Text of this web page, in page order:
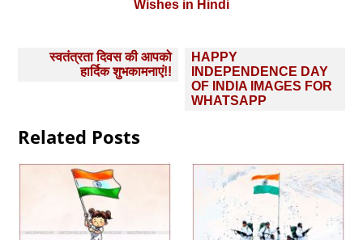
Wishes in Hindi
Post
navigation
स्‍वतंत्रता दिवस की आपको
हार्दिक शुभकामनाएं!!
HAPPY
INDEPENDENCE DAY
OF INDIA IMAGES FOR
WHATSAPP
Related Posts